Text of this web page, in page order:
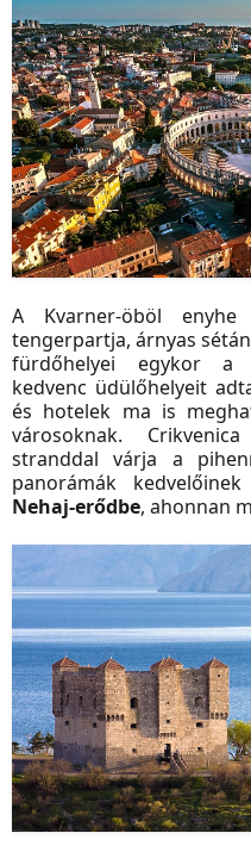
A Kvarner-öböl
tengerpartja, árnyas
fürdőhelyei egykor a
kedvenc üdülőhelyeit
és hotelek ma is
városoknak.
stranddal várja a
panorámák
Nehaj-erődbe, ahonnan